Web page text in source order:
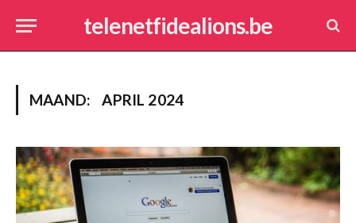
telenetfidealions.be
MAAND: APRIL 2024